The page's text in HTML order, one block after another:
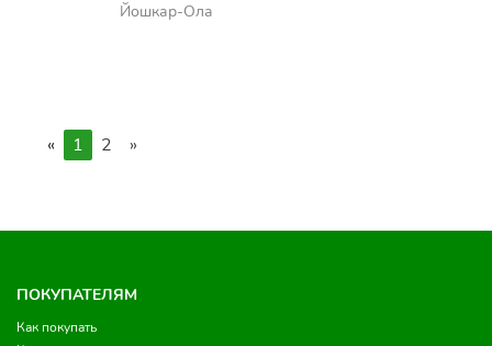
Йошкар-Ола
« 1 2 »
ПОКУПАТЕЛЯМ
Как покупать